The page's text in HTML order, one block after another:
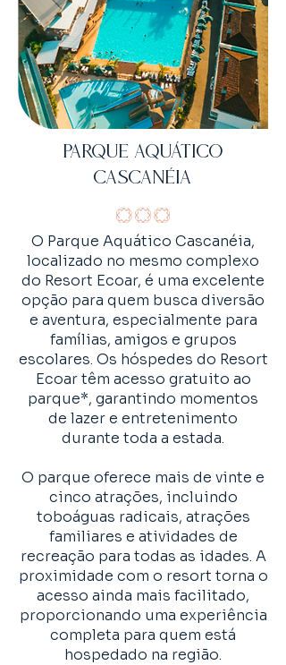
Parque Aquático
Cascanéia
O Parque Aquático Cascanéia,
localizado no mesmo complexo
do Resort Ecoar, é uma excelente
opção para quem busca diversão
e aventura, especialmente para
famílias, amigos e grupos
escolares. Os hóspedes do Resort
Ecoar têm acesso gratuito ao
parque*, garantindo momentos
de lazer e entretenimento
durante toda a estada.
O parque oferece mais de vinte e
cinco atrações, incluindo
toboáguas radicais, atrações
familiares e atividades de
recreação para todas as idades. A
proximidade com o resort torna o
acesso ainda mais facilitado,
proporcionando uma experiência
completa para quem está
hospedado na região.